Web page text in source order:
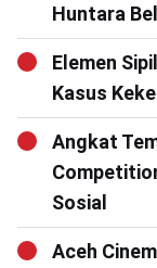
Huntara
Elemen
Kasus
Angkat
Sosial
Aceh